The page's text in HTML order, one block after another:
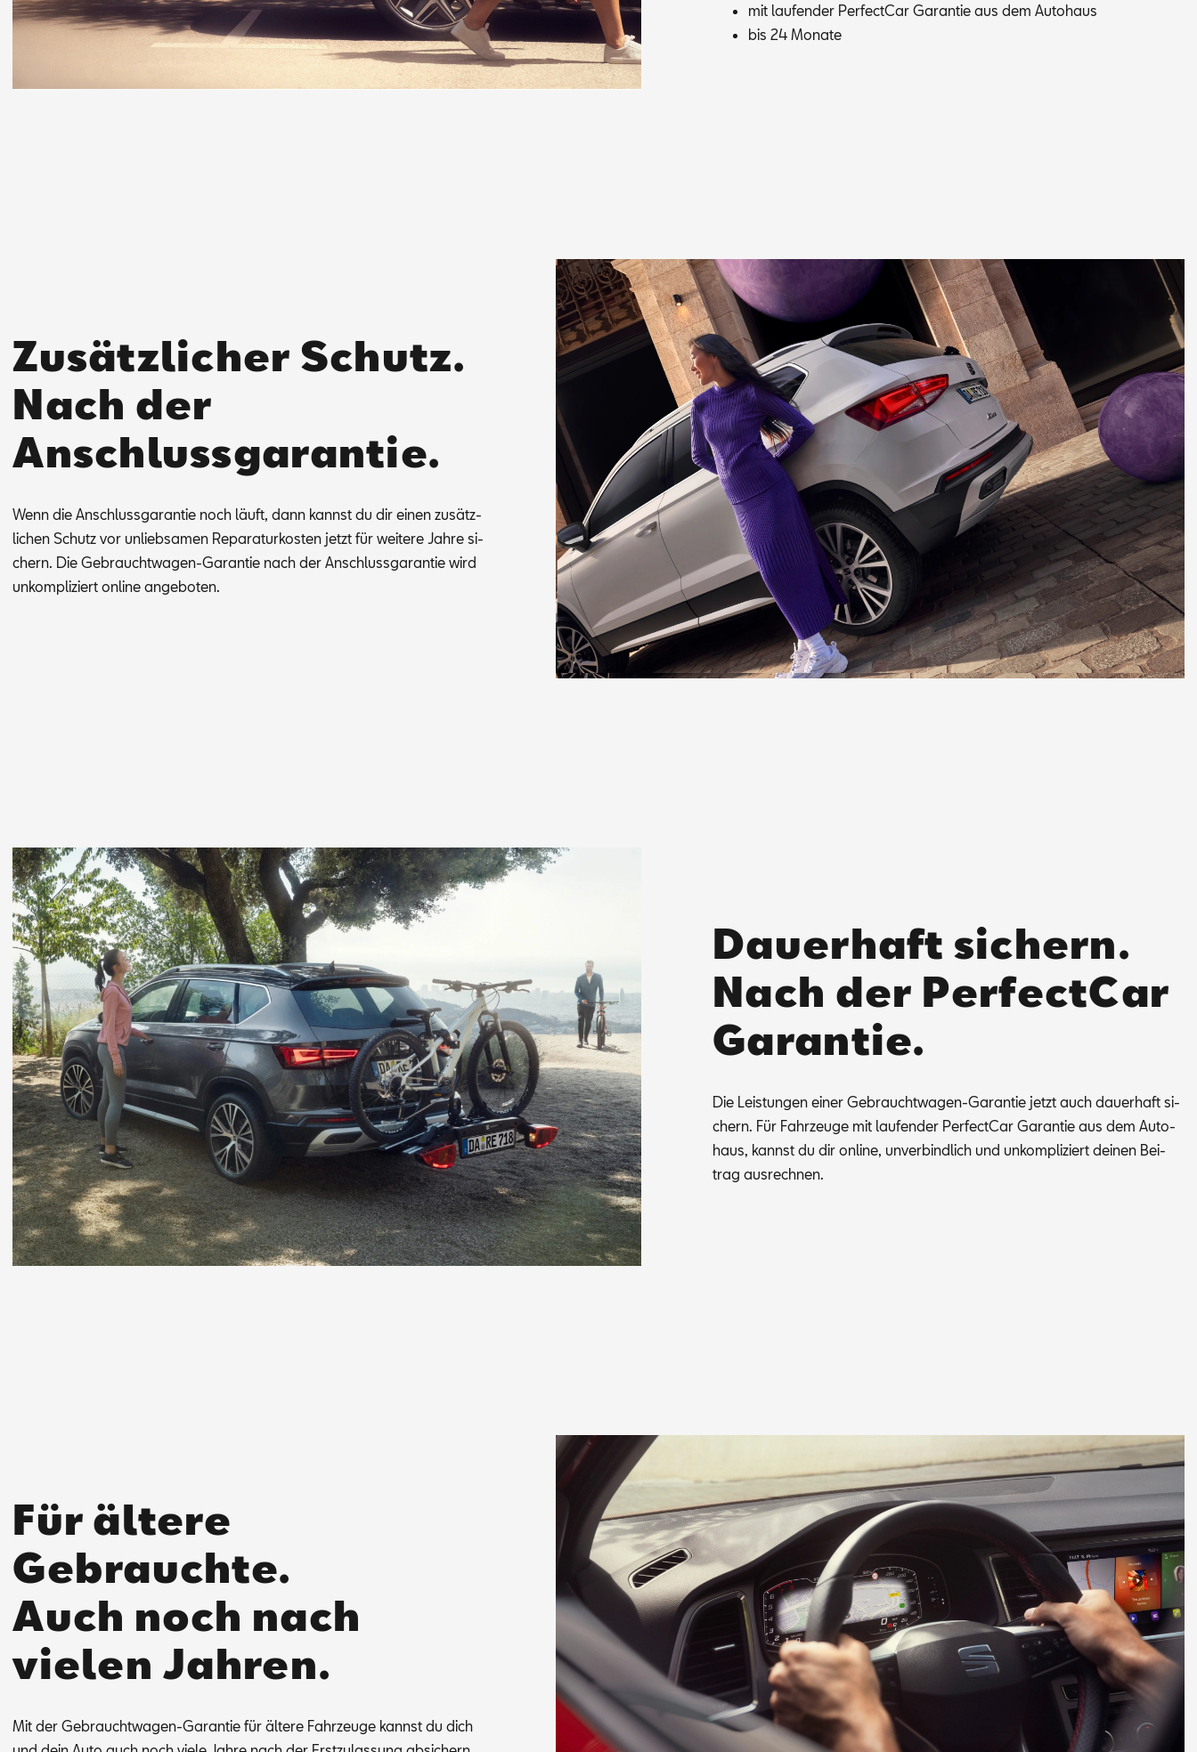
mit lau­fen­der Per­fec­t­Car Ga­ran­tie aus dem Au­to­haus
bis 24 Mo­na­te
Zusätzlicher Schutz.
Nach der
Anschlussgarantie.
Wenn die An­schluss­ga­ran­tie noch läuft, dann kannst du dir ei­nen zu­sätz­
li­chen Schutz vor un­lieb­sa­men Re­pa­ra­tur­kos­ten jetzt für wei­te­re Jah­re si­
chern. Die Ge­braucht­wa­gen-Ga­ran­tie nach der An­schluss­ga­ran­tie wird
un­kom­pli­ziert on­line an­ge­bo­ten.
Dauerhaft sichern.
Nach der PerfectCar
Garantie.
Die Leis­tun­gen ei­ner Ge­braucht­wa­gen-Ga­ran­tie jetzt auch dau­er­haft si­
chern. Für Fahr­zeu­ge mit lau­fen­der Per­fec­t­Car Ga­ran­tie aus dem Au­to­
haus, kannst du dir on­line, un­ver­bind­lich und un­kom­pli­ziert dei­nen Bei­
trag aus­rech­nen.
Für ältere
Gebrauchte.
Auch noch nach
vielen Jahren.
Mit der Ge­braucht­wa­gen-Ga­ran­tie für äl­te­re Fahr­zeu­ge kannst du dich